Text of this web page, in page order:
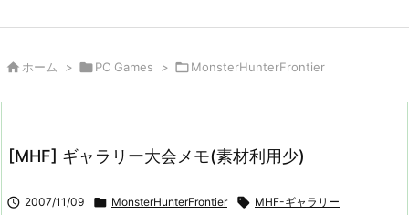
 ホーム > PC Games > MonsterHunterFrontier
[MHF] ギャラリー大会メモ(素材利用少)
 2007/11/09  MonsterHunterFrontier  MHF-ギャラリー